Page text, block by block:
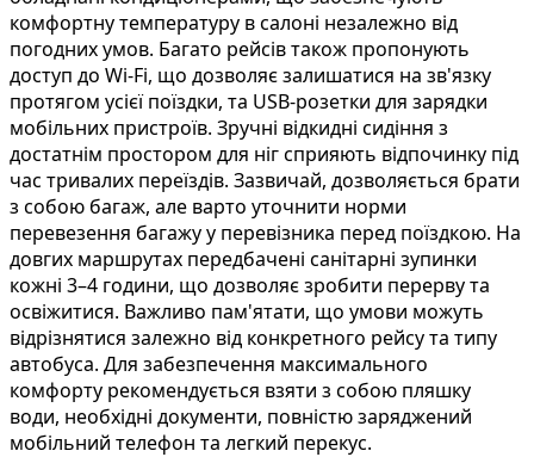
комфортну температуру в салоні незалежно від
погодних умов. Багато рейсів також пропонують
доступ до Wi-Fi, що дозволяє залишатися на зв'язку
протягом усієї поїздки, та USB-розетки для зарядки
мобільних пристроїв. Зручні відкидні сидіння з
достатнім простором для ніг сприяють відпочинку під
час тривалих переїздів. Зазвичай, дозволяється брати
з собою багаж, але варто уточнити норми
перевезення багажу у перевізника перед поїздкою. На
довгих маршрутах передбачені санітарні зупинки
кожні 3–4 години, що дозволяє зробити перерву та
освіжитися. Важливо пам'ятати, що умови можуть
відрізнятися залежно від конкретного рейсу та типу
автобуса. Для забезпечення максимального
комфорту рекомендується взяти з собою пляшку
води, необхідні документи, повністю заряджений
мобільний телефон та легкий перекус.